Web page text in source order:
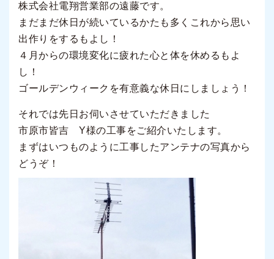
株式会社電翔営業部の遠藤です。
まだまだ休日が続いているかたも多くこれから思い
出作りをするもよし！
４月からの環境変化に疲れた心と体を休めるもよ
し！
ゴールデンウィークを有意義な休日にしましょう！
それでは先日お伺いさせていただきました
市原市皆吉 Y様の工事をご紹介いたします。
まずはいつものように工事したアンテナの写真から
どうぞ！